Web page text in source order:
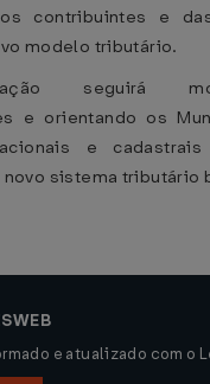
contribuintes e
modelo tributário.
seguirá
e orientando os
e
novo sistema tributário
e atualizado com o